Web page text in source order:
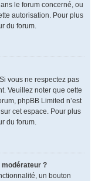
le forum concerné, ou
autorisation. Pour plus
du forum.
vous ne respectez pas
Veuillez noter que cette
phpBB Limited n’est
cet espace. Pour plus
du forum.
?
un bouton